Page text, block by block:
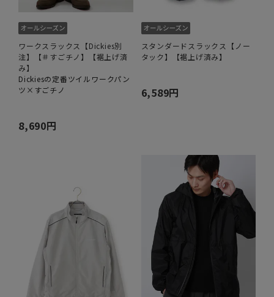
ワークスラックス【Dickies別
注】【＃すごチノ】【裾上げ済
み】
Dickiesの定番ツイルワークパン
ツ×すごチノ
8,690円
スタンダードスラックス【ノー
タック】【裾上げ済み】
6,589円